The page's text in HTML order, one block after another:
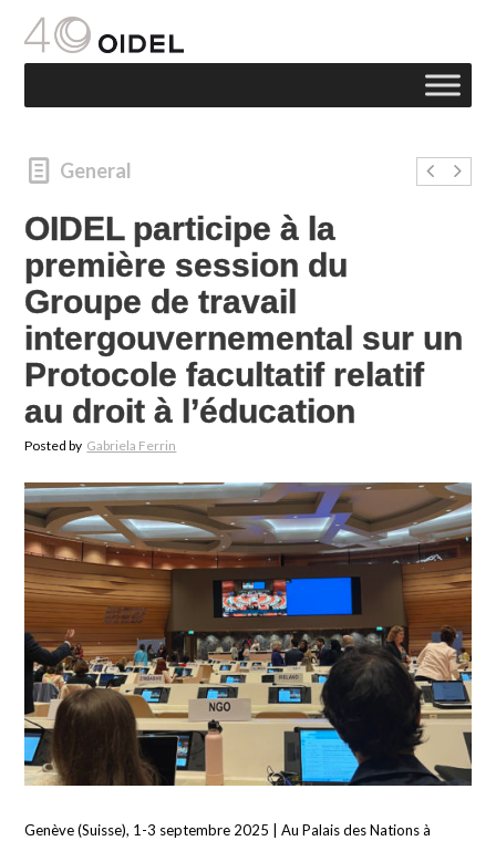
General
OIDEL participe à la
première session du
Groupe de travail
intergouvernemental sur un
Protocole facultatif relatif
au droit à l’éducation
Posted by Gabriela Ferrin
Genève (Suisse), 1-3 septembre 2025 | Au Palais des Nations à